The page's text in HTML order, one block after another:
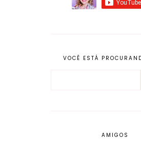
VOCÊ ESTÁ
AMIGOS